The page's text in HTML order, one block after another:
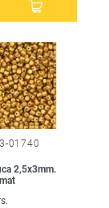
01740
2,5x3mm.